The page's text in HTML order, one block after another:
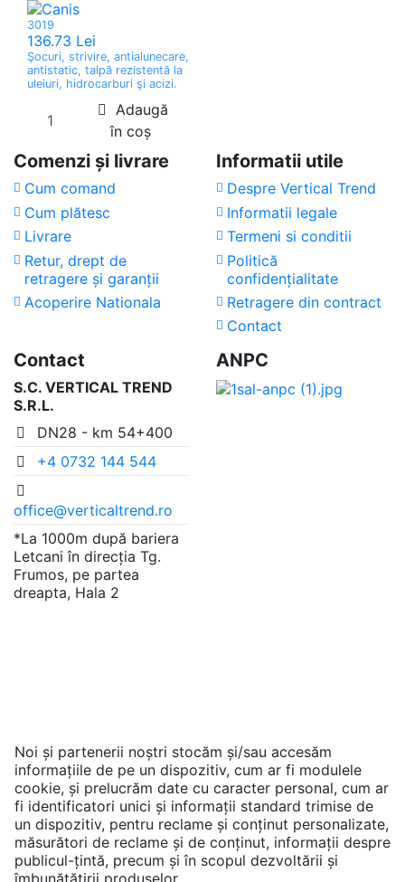
3019
136.73 Lei
Şocuri, strivire, antialunecare,
antistatic, talpă rezistentă la
uleiuri, hidrocarburi şi acizi.
Adaugă
în coș
Comenzi și livrare
Cum comand
Cum plătesc
Livrare
Retur, drept de
retragere și garanții
Acoperire Nationala
Informatii utile
Despre Vertical Trend
Informatii legale
Termeni si conditii
Politică
confidențialitate
Retragere din contract
Contact
Contact
S.C. VERTICAL TREND
S.R.L.
DN28 - km 54+400
+4 0732 144 544
office@verticaltrend.ro
*La 1000m după bariera
Letcani în direcția Tg.
Frumos, pe partea
dreapta, Hala 2
ANPC
Noi și partenerii noștri stocăm și/sau accesăm
informațiile de pe un dispozitiv, cum ar fi modulele
cookie, și prelucrăm date cu caracter personal, cum ar
fi identificatori unici și informații standard trimise de
un dispozitiv, pentru reclame și conținut personalizate,
măsurători de reclame și de conținut, informații despre
publicul-țintă, precum și în scopul dezvoltării și